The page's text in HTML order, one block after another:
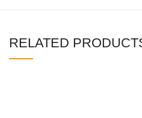
RELATED